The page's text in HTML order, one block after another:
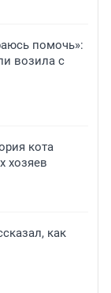
помочь»:
возила с
кота
хозяев
как